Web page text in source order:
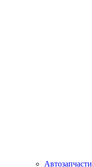
Автозапчасти